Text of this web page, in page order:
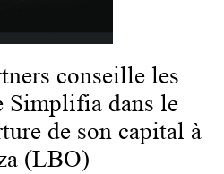
conseille les
Simplifia dans le
de son capital à
(LBO)